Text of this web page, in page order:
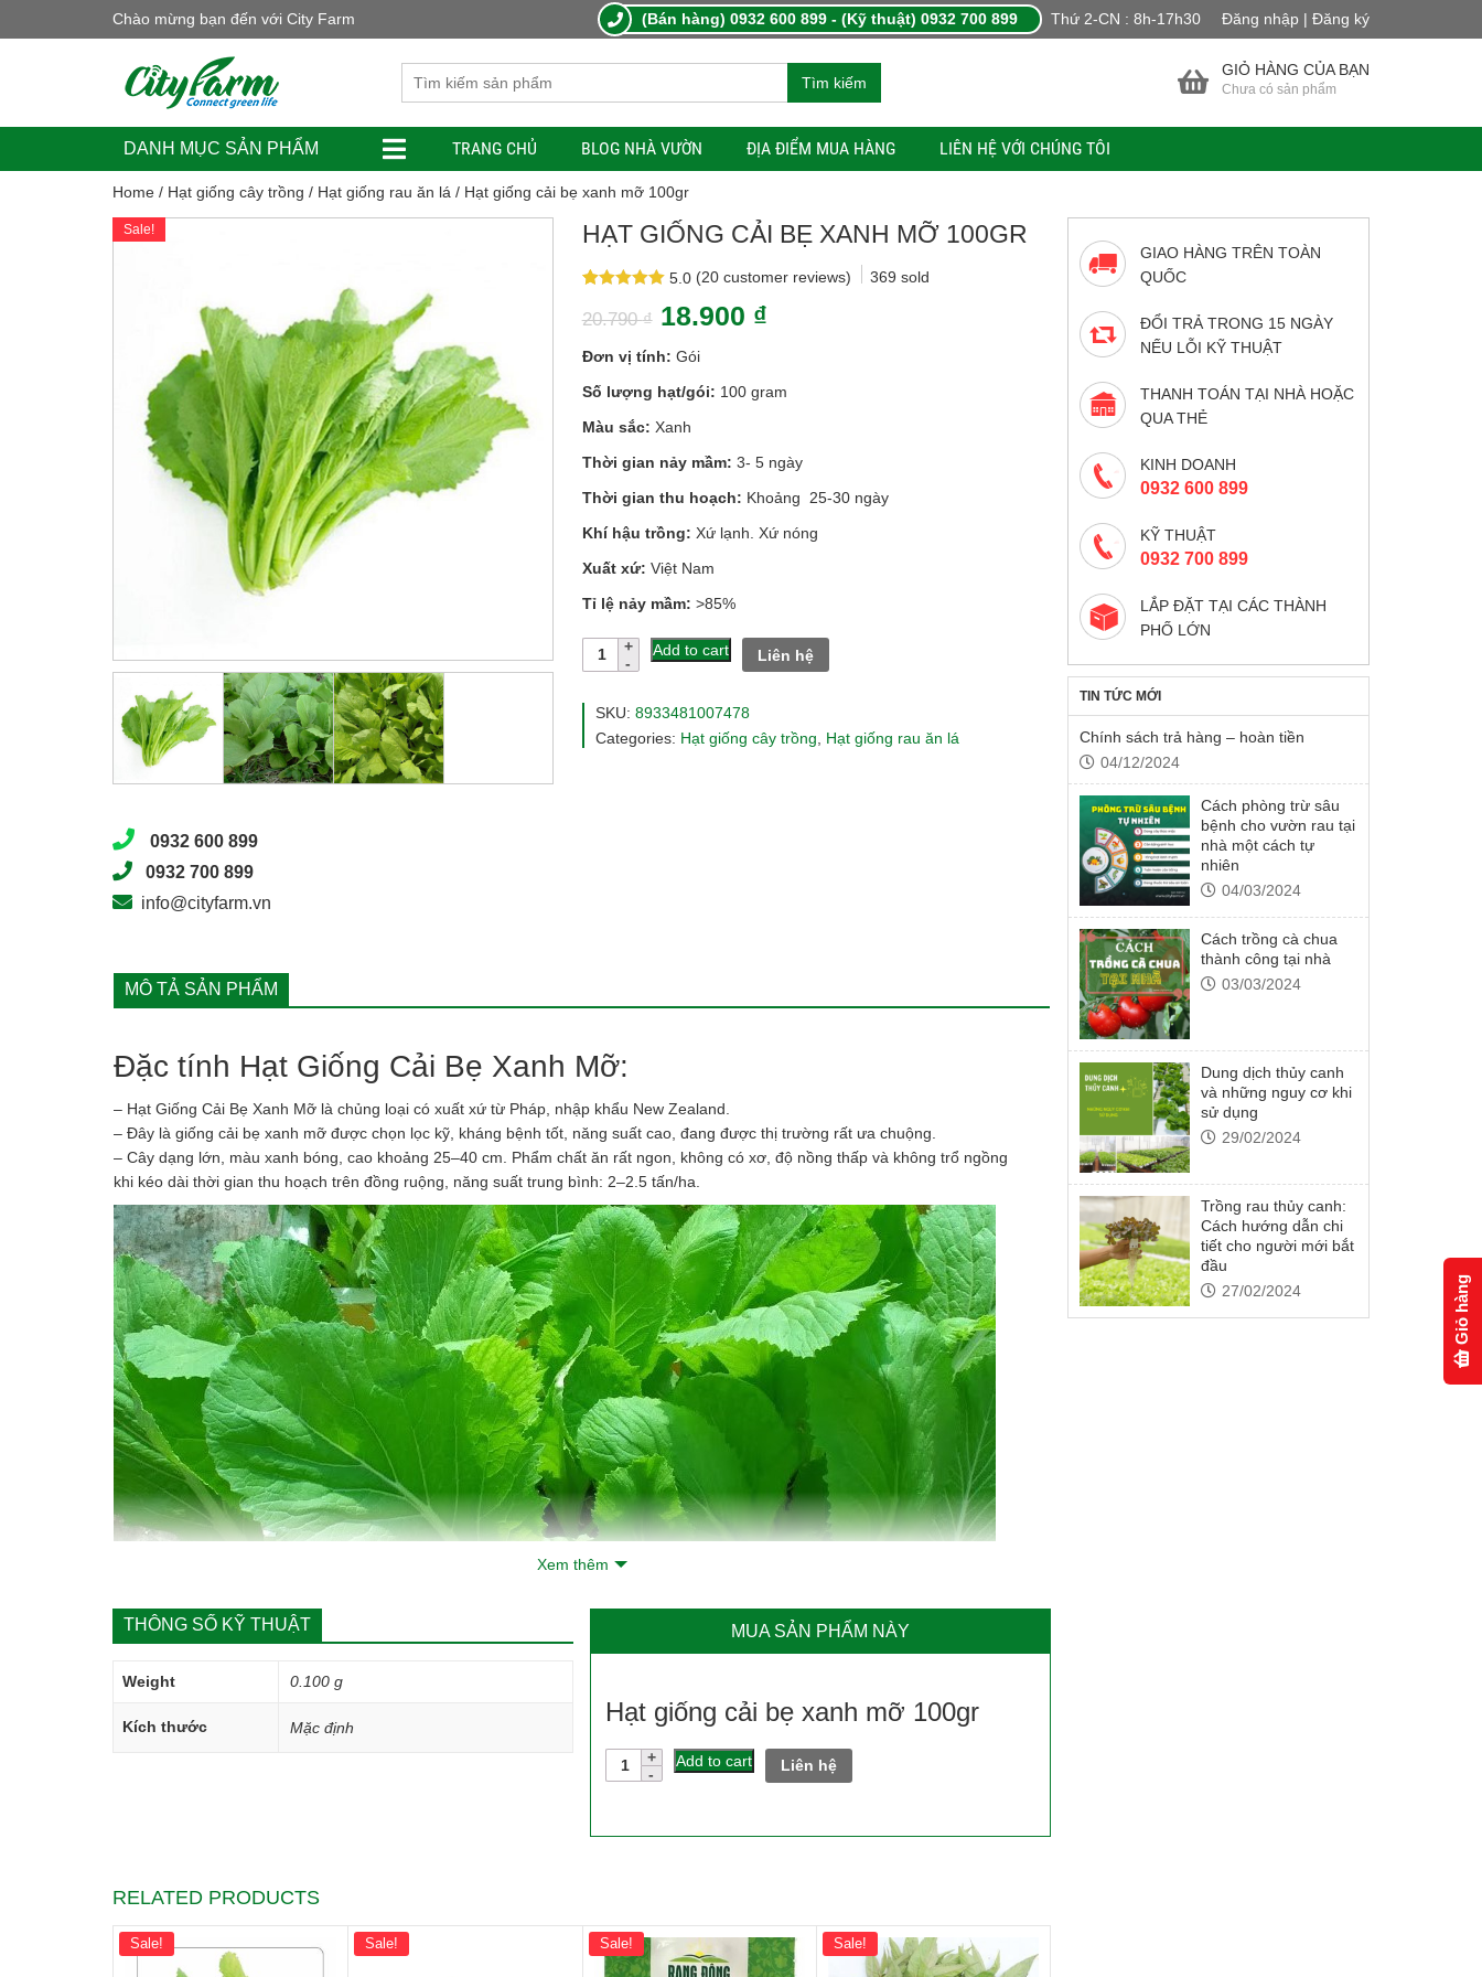
Chào mừng bạn đến với City Farm (Bán hàng) 0932 600 899 - (Kỹ thuật) 0932 700 899 Thứ 2-CN : 8h-17h30 Đăng nhập | Đăng ký
Tìm kiếm
GIỎ HÀNG CỦA BẠN
Chưa có sản phẩm
DANH MỤC SẢN PHẨM TRANG CHỦ BLOG NHÀ VƯỜN ĐỊA ĐIỂM MUA HÀNG LIÊN HỆ VỚI CHÚNG TÔI
Home / Hạt giống cây trồng / Hạt giống rau ăn lá / Hạt giống cải bẹ xanh mỡ 100gr
Sale!
0932 600 899
0932 700 899
info@cityfarm.vn
HẠT GIỐNG CẢI BẸ XANH MỠ 100GR
5.0
out of 5
customer
ratings
(20 customer reviews) 369 sold
20.790₫ 18.900 ₫
Đơn vị tính: Gói
Số lượng hạt/gói: 100 gram
Màu sắc: Xanh
Thời gian nảy mầm: 3- 5 ngày
Thời gian thu hoạch: Khoảng 25-30 ngày
Khí hậu trồng: Xứ lạnh. Xứ nóng
Xuất xứ: Việt Nam
Tỉ lệ nảy mầm: >85%
Hạt
bẹ
mỡ
Add to cart Liên hệ
SKU: 8933481007478
Categories: Hạt giống cây trồng, Hạt giống rau ăn lá
MÔ TẢ SẢN PHẨM
Đặc tính Hạt Giống Cải Bẹ Xanh Mỡ:
– Hạt Giống Cải Bẹ Xanh Mỡ là chủng loại có xuất xứ từ Pháp, nhập khẩu New Zealand.
– Đây là giống cải bẹ xanh mỡ được chọn lọc kỹ, kháng bệnh tốt, năng suất cao, đang được thị trường rất ưa chuộng.
– Cây dạng lớn, màu xanh bóng, cao khoảng 25–40 cm. Phẩm chất ăn rất ngon, không có xơ, độ nồng thấp và không trổ ngồng
khi kéo dài thời gian thu hoạch trên đồng ruộng, năng suất trung bình: 2–2.5 tấn/ha.
Hướng dẫn gieo trồng
Bước 1. Chuẩn bị vật tư
Xem thêm
THÔNG SỐ KỸ THUẬT
Weight 0.100 g
Kích thước Mặc định
MUA SẢN PHẨM NÀY
Hạt giống cải bẹ xanh mỡ 100gr
Hạt
giống
xanh
Add to cart Liên hệ
RELATED PRODUCTS
Sale! Sale! Sale! Sale!
GIAO HÀNG TRÊN TOÀN
QUỐC
ĐỔI TRẢ TRONG 15 NGÀY
NẾU LỖI KỸ THUẬT
THANH TOÁN TẠI NHÀ HOẶC
QUA THẺ
KINH DOANH
0932 600 899
KỸ THUẬT
0932 700 899
LẮP ĐẶT TẠI CÁC THÀNH
PHỐ LỚN
TIN TỨC MỚI
Chính sách trả hàng – hoàn tiền
04/12/2024
Cách phòng trừ sâu
bệnh cho vườn rau tại
nhà một cách tự
nhiên
04/03/2024
Cách trồng cà chua
thành công tại nhà
03/03/2024
Dung dịch thủy canh
và những nguy cơ khi
sử dụng
29/02/2024
Trồng rau thủy canh:
Cách hướng dẫn chi
tiết cho người mới bắt
đầu
27/02/2024
Giỏ hàng